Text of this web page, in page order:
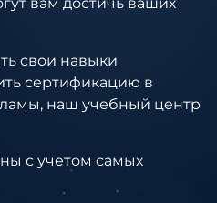
вам достичь ваших
свои навыки
сертификацию в
наш учебный центр
с учетом самых